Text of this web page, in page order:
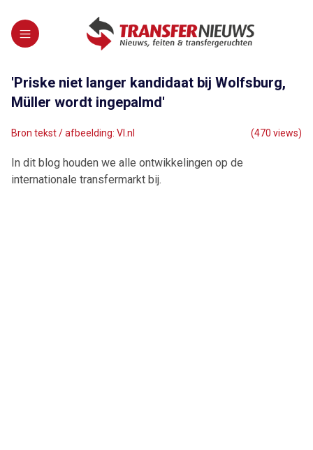
'Priske niet langer kandidaat bij Wolfsburg,
Müller wordt ingepalmd'
Bron tekst / afbeelding: VI.nl (470 views)
In dit blog houden we alle ontwikkelingen op de
internationale transfermarkt bij.